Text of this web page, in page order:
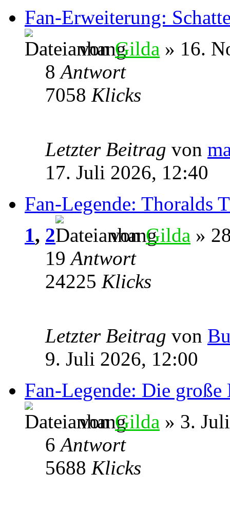
Fan-Erweiterung:
vonGilda » 16.
8Antwort
7058 Klicks
Letzter Beitrag von
17. Juli 2026, 12:40
Fan-Legende: Thoralds
1, 2 vonGilda »
19Antwort
24225 Klicks
Letzter Beitrag von
9. Juli 2026, 12:00
Fan-Legende: Die große
vonGilda » 3.
6Antwort
5688 Klicks